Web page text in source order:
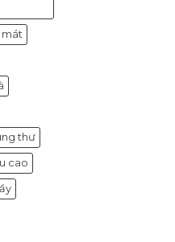
mát
thư
cao